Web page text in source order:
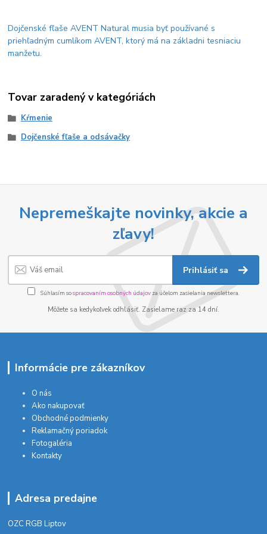
Dojčenské fľaše AVENT Natural musia byť používané s
priehľadným cumlíkom AVENT, ktorý má na základni tesniaciu
manžetu.
Tovar zaradený v kategóriách
Kŕmenie
Dojčenské fľaše a odsávačky
Nepremeškajte novinky, akcie a
zľavy!
Prihlásiť sa
Súhlasím sospracovaním osobných údajov za účelom zasielania newslettera.
Môžete sa kedykoľvek odhlásiť. Zasielame raz za 14 dní.
Informácie pre zákazníkov
O nás
Ako nakupovať
Obchodné podmienky
Reklamačný poriadok
Fotogaléria
Kontakty
Adresa predajne
OZC RGB Liptov